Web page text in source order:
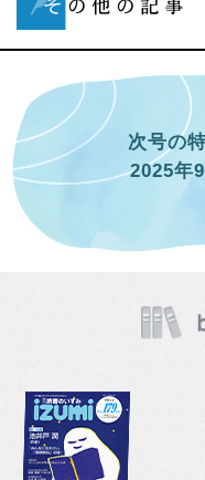
次号の
2025年